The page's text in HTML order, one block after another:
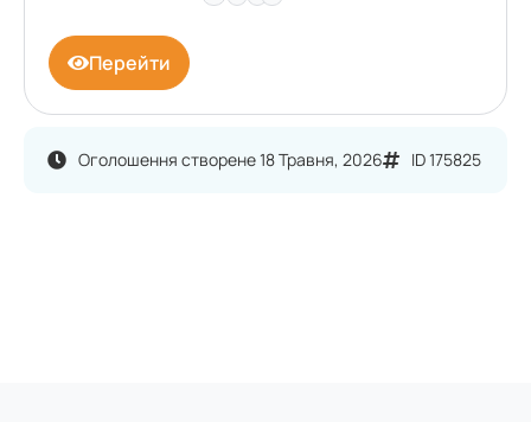
Оголошення створене 18 Травня, 2026 ID 175825
Перейти